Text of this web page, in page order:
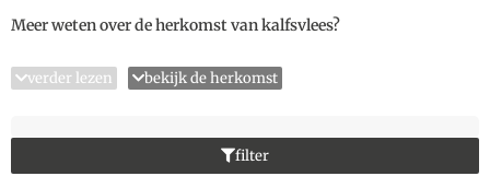
Meer weten over de herkomst van kalfsvlees?
verder lezen bekijk de herkomst
filter